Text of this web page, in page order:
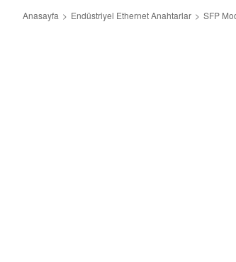
Anasayfa Endüstriyel Ethernet Anahtarlar SFP